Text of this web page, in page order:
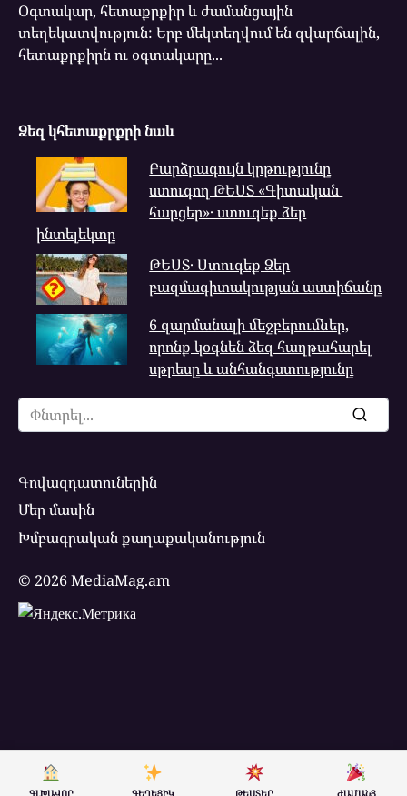
Օգտակար, հետաքրքիր և ժամանցային
տեղեկատվություն: Երբ մեկտեղվում են զվարճալին,
հետաքրքիրն ու օգտակարը...
Ձեզ կհետաքրքրի նաև
Բարձրագույն կրթությունը
ստուգող ԹԵՍՏ «Գիտական ​​
հարցեր»․ ստուգեք ձեր
ինտելեկտը
ԹԵՍՏ․ Ստուգեք Ձեր
բազմագիտակության աստիճանը
6 զարմանալի մեջբերումներ,
որոնք կօգնեն ձեզ հաղթահարել
սթրեսը և անհանգստությունը
Search
for:
Գովազդատուներին
Մեր մասին
Խմբագրական քաղաքականություն
© 2026 MediaMag.am
ԳԼԽԱՎՈՐ ԳԵՂԵՑԻԿ ԹԵՍՏԵՐ ԺԱՄԱՆՑ